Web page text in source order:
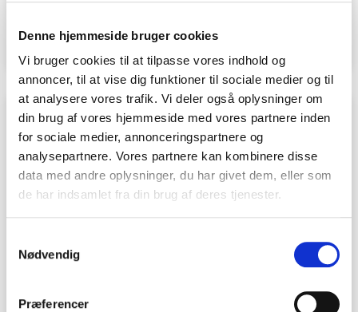
Denne hjemmeside bruger cookies
Vi bruger cookies til at tilpasse vores indhold og
annoncer, til at vise dig funktioner til sociale medier og til
at analysere vores trafik. Vi deler også oplysninger om
din brug af vores hjemmeside med vores partnere inden
for sociale medier, annonceringspartnere og
analysepartnere. Vores partnere kan kombinere disse
data med andre oplysninger, du har givet dem, eller som
de har indsamlet fra din brug af deres tjenester.
Nødvendig
Præferencer
ulykke, der giver dig et varigt mén – dvs. påvi…